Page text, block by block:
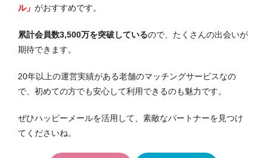
ル」 がおすすめです。
累計会員数3,500万を突破しているので、たくさんの出会いが
期待できます。
20年以上の運営実績がある老舗のマッチングサービスなの
で、初めての方でも安心して利用できるのも魅力です。
ぜひハッピーメールを活用して、素敵なパートナーを見つけ
てくださいね。